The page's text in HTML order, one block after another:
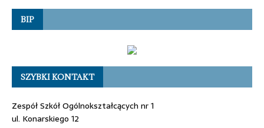
BIP
SZYBKI KONTAKT
Zespół Szkół Ogólnokształcących nr 1
ul. Konarskiego 12